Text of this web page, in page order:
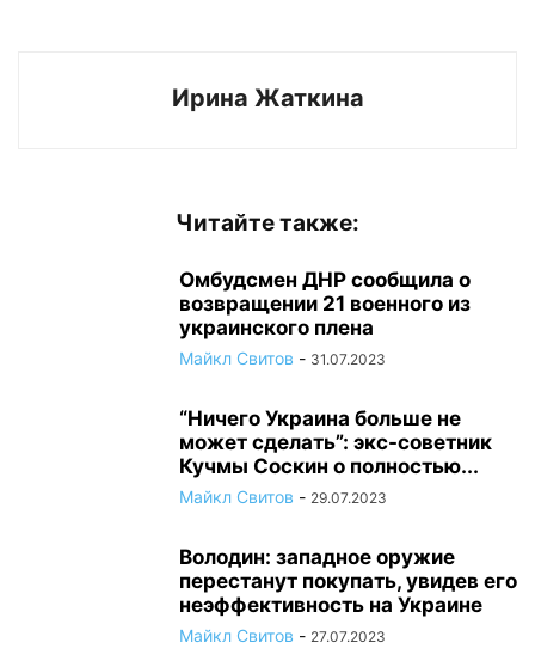
Ирина Жаткина
Читайте также:
Омбудсмен ДНР сообщила о
возвращении 21 военного из
украинского плена
Майкл Свитов - 31.07.2023
“Ничего Украина больше не
может сделать”: экс-советник
Кучмы Соскин о полностью...
Майкл Свитов - 29.07.2023
Володин: западное оружие
перестанут покупать, увидев его
неэффективность на Украине
Майкл Свитов - 27.07.2023